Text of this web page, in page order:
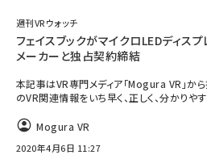
北海道をのんびり旅する晴
genai (1473)
ai crunch (1347)
週刊VRウォッチ
フェイスブックがマイクロLEDディスプ
メーカーと独占契約締結
本記事はVR専門メディア「Mogura VR」か
のVR関連情報をいち早く、正しく、分かりやす
Mogura VR
2020年4月6日 11:27